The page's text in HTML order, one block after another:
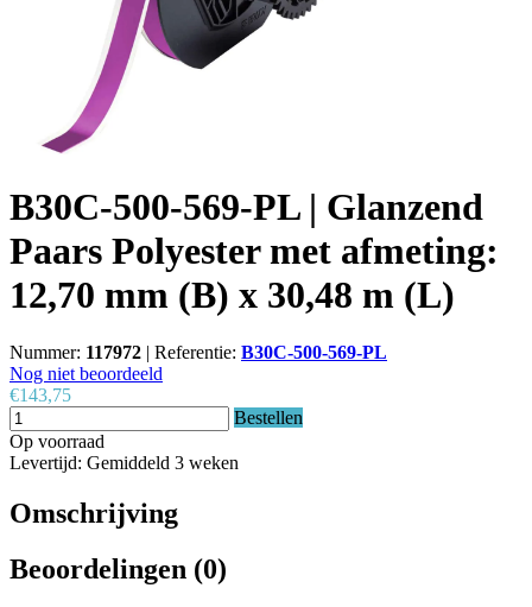
B30C-500-569-PL | Glanzend
Paars Polyester met afmeting:
12,70 mm (B) x 30,48 m (L)
Nummer: 117972 | Referentie: B30C-500-569-PL
Nog niet beoordeeld
€143,75
Bestellen
Op voorraad
Levertijd: Gemiddeld 3 weken
Omschrijving
Beoordelingen (0)